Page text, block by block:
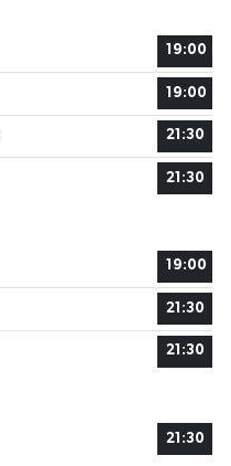
19:00
19:00
21:30
21:30
19:00
21:30
21:30
21:30